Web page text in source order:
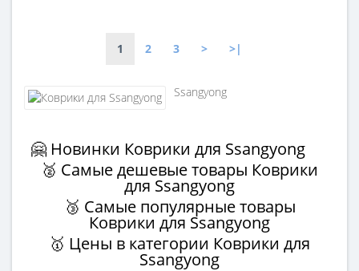
1 2 3 > >|
Ssangyong
🤗 Новинки Коврики для Ssangyong
🥈 Самые дешевые товары Коврики
для Ssangyong
🥉 Самые популярные товары
Коврики для Ssangyong
🥇 Цены в категории Коврики для
Ssangyong